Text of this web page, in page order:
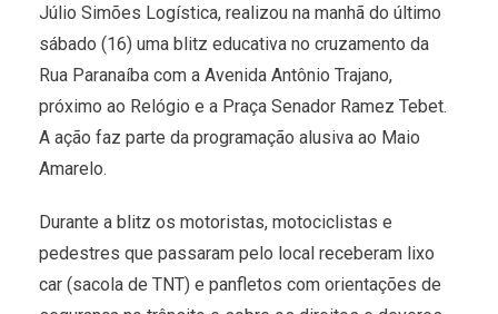
Júlio Simões Logística, realizou na manhã do último
sábado (16) uma blitz educativa no cruzamento da
Rua Paranaíba com a Avenida Antônio Trajano,
próximo ao Relógio e a Praça Senador Ramez Tebet.
A ação faz parte da programação alusiva ao Maio
Amarelo.
Durante a blitz os motoristas, motociclistas e
pedestres que passaram pelo local receberam lixo
car (sacola de TNT) e panfletos com orientações de